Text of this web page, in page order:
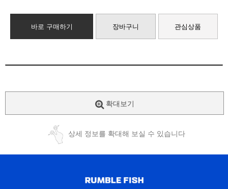
바로 구매하기 장바구니 관심상품
확대보기
상세 정보를 확대해 보실 수 있습니다